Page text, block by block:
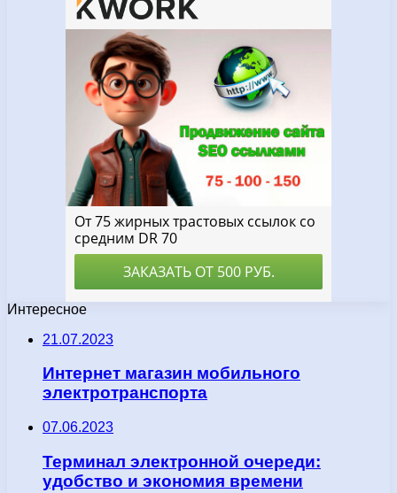
Интересное
21.07.2023
Интернет магазин мобильного
электротранспорта
07.06.2023
Терминал электронной очереди:
удобство и экономия времени